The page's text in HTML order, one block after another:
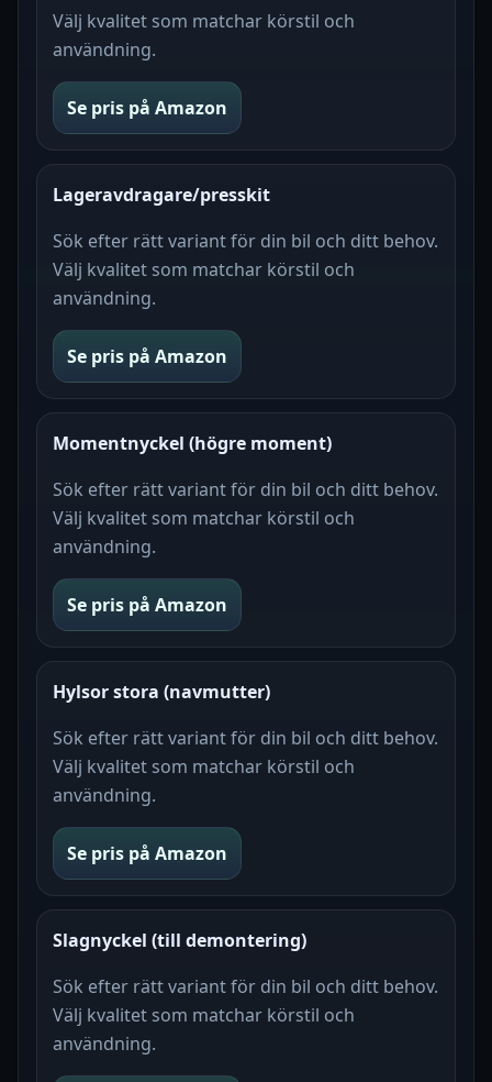
Välj kvalitet som matchar körstil och
användning.
Se pris på Amazon
Lageravdragare/presskit
Sök efter rätt variant för din bil och ditt behov.
Välj kvalitet som matchar körstil och
användning.
Se pris på Amazon
Momentnyckel (högre moment)
Sök efter rätt variant för din bil och ditt behov.
Välj kvalitet som matchar körstil och
användning.
Se pris på Amazon
Hylsor stora (navmutter)
Sök efter rätt variant för din bil och ditt behov.
Välj kvalitet som matchar körstil och
användning.
Se pris på Amazon
Slagnyckel (till demontering)
Sök efter rätt variant för din bil och ditt behov.
Välj kvalitet som matchar körstil och
användning.